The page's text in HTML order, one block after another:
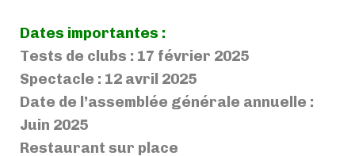
Dates importantes :
Tests de clubs : 17 février 2025
Spectacle : 12 avril 2025
Date de l’assemblée générale annuelle :
Juin 2025
Restaurant sur place